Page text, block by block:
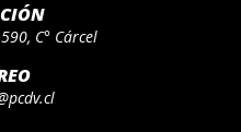
C° Cárcel